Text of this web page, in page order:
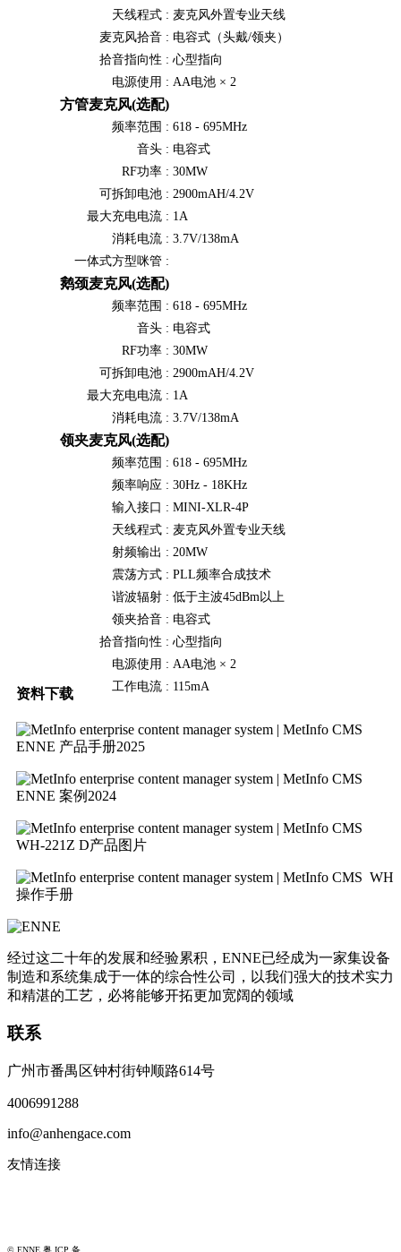
天线程式 : 麦克风外置专业天线
麦克风拾音 : 电容式（头戴/领夹）
拾音指向性 : 心型指向
电源使用 : AA电池 × 2
方管麦克风(选配)
频率范围 : 618 - 695MHz
音头 : 电容式
RF功率 : 30MW
可拆卸电池 : 2900mAH/4.2V
最大充电电流 : 1A
消耗电流 : 3.7V/138mA
一体式方型咪管 :
鹅颈麦克风(选配)
频率范围 : 618 - 695MHz
音头 : 电容式
RF功率 : 30MW
可拆卸电池 : 2900mAH/4.2V
最大充电电流 : 1A
消耗电流 : 3.7V/138mA
领夹麦克风(选配)
频率范围 : 618 - 695MHz
频率响应 : 30Hz - 18KHz
输入接口 : MINI-XLR-4P
天线程式 : 麦克风外置专业天线
射频输出 : 20MW
震荡方式 : PLL频率合成技术
谐波辐射 : 低于主波45dBm以上
领夹拾音 : 电容式
拾音指向性 : 心型指向
电源使用 : AA电池 × 2
工作电流 : 115mA
资料下载
ENNE 产品手册2025
ENNE 案例2024
WH-221Z D产品图片
WH
操作手册
经过这二十年的发展和经验累积，ENNE已经成为一家集设备
制造和系统集成于一体的综合性公司，以我们强大的技术实力
和精湛的工艺，必将能够开拓更加宽阔的领域
联系
广州市番禺区钟村街钟顺路614号
4006991288
info@anhengace.com
友情连接
© ENNE 粤 ICP 备